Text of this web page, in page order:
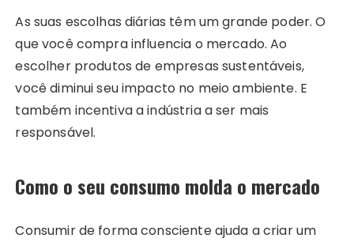
As suas escolhas diárias têm um grande poder. O
que você compra influencia o mercado. Ao
escolher produtos de empresas sustentáveis,
você diminui seu impacto no meio ambiente. E
também incentiva a indústria a ser mais
responsável.
Como o seu consumo molda o mercado
Consumir de forma consciente ajuda a criar um